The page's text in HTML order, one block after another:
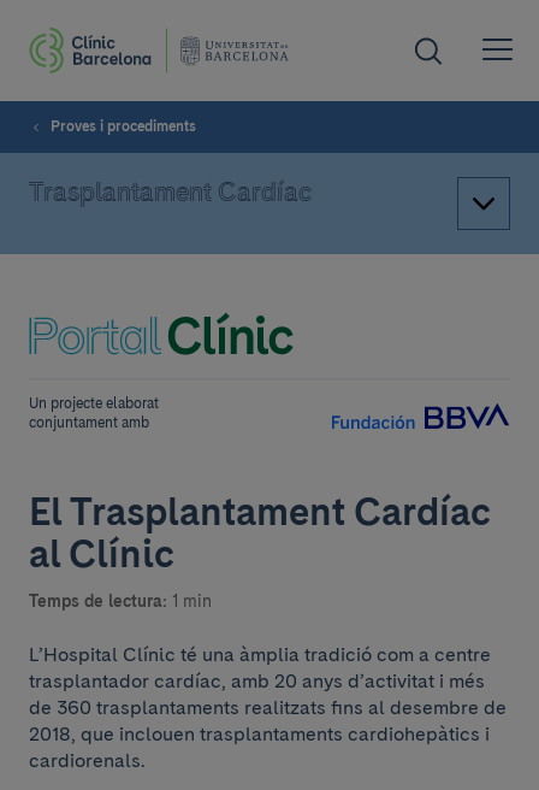
Proves i procediments
Trasplantament Cardíac
Un projecte elaborat
conjuntament amb
El Trasplantament Cardíac
al Clínic
Temps de lectura: 1 min
L’Hospital Clínic té una àmplia tradició com a centre
trasplantador cardíac, amb 20 anys d’activitat i més
de 360 trasplantaments realitzats fins al desembre de
2018, que inclouen trasplantaments cardiohepàtics i
cardiorenals.